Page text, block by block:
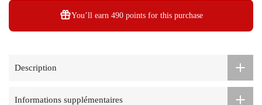
You’ll earn 490 pointsfor this purchase
Description
Informations supplémentaires